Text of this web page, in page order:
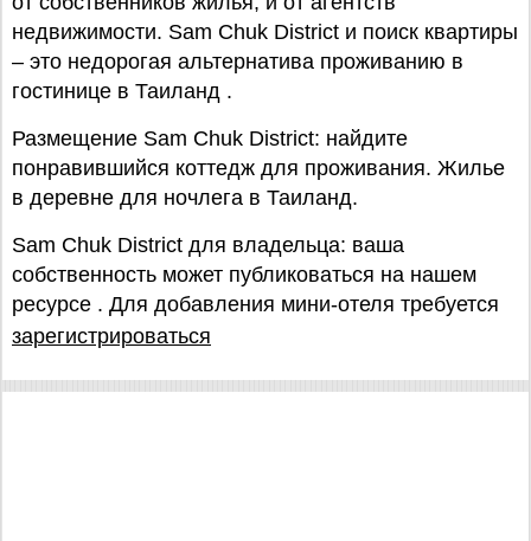
недвижимости. Sam Chuk District и поиск квартиры
– это недорогая альтернатива проживанию в
гостинице в Таиланд .
Размещение Sam Chuk District: найдите
понравившийся коттедж для проживания. Жилье
в деревне для ночлега в Таиланд.
Sam Chuk District для владельца: ваша
собственность может публиковаться на нашем
ресурсе . Для добавления мини-отеля требуется
зарегистрироваться